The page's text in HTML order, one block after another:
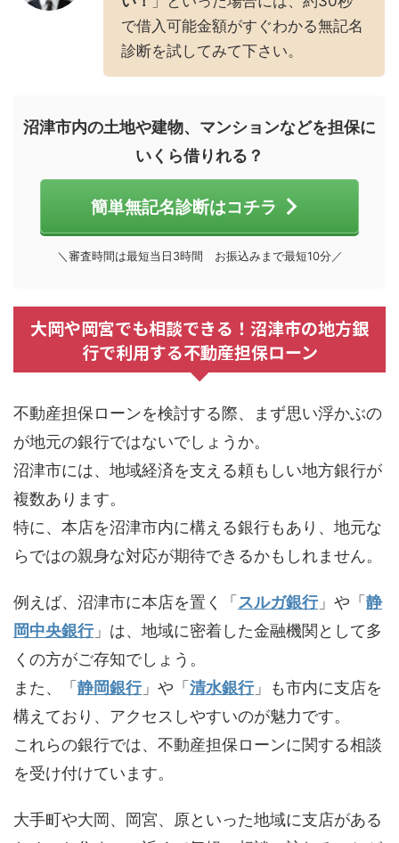
で借入可能金額がすぐわかる無記名
診断を試してみて下さい。
沼津市内の土地や建物、マンションなどを担保に
いくら借りれる？
簡単無記名診断はコチラ
＼審査時間は最短当日3時間 お振込みまで最短10分／
大岡や岡宮でも相談できる！沼津市の地方銀
行で利用する不動産担保ローン
不動産担保ローンを検討する際、まず思い浮かぶの
が地元の銀行ではないでしょうか。
沼津市には、地域経済を支える頼もしい地方銀行が
複数あります。
特に、本店を沼津市内に構える銀行もあり、地元な
らではの親身な対応が期待できるかもしれません。
例えば、沼津市に本店を置く「 スルガ銀行」や「 静
岡中央銀行」は、地域に密着した金融機関として多
くの方がご存知でしょう。
また、「 静岡銀行」や「 清水銀行」も市内に支店を
構えており、アクセスしやすいのが魅力です。
これらの銀行では、不動産担保ローンに関する相談
を受け付けています。
大手町や大岡、岡宮、原といった地域に支店がある